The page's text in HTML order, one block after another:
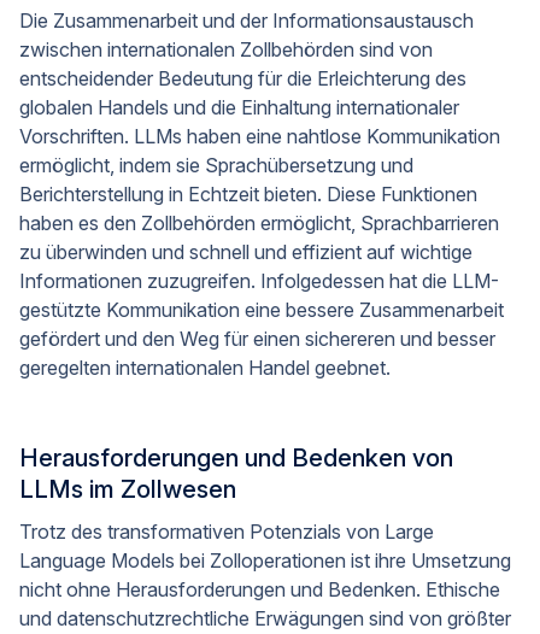
Die Zusammenarbeit und der Informationsaustausch
zwischen internationalen Zollbehörden sind von
entscheidender Bedeutung für die Erleichterung des
globalen Handels und die Einhaltung internationaler
Vorschriften. LLMs haben eine nahtlose Kommunikation
ermöglicht, indem sie Sprachübersetzung und
Berichterstellung in Echtzeit bieten. Diese Funktionen
haben es den Zollbehörden ermöglicht, Sprachbarrieren
zu überwinden und schnell und effizient auf wichtige
Informationen zuzugreifen. Infolgedessen hat die LLM-
gestützte Kommunikation eine bessere Zusammenarbeit
gefördert und den Weg für einen sichereren und besser
geregelten internationalen Handel geebnet.
Herausforderungen und Bedenken von
LLMs im Zollwesen
Trotz des transformativen Potenzials von Large
Language Models bei Zolloperationen ist ihre Umsetzung
nicht ohne Herausforderungen und Bedenken. Ethische
und datenschutzrechtliche Erwägungen sind von größter